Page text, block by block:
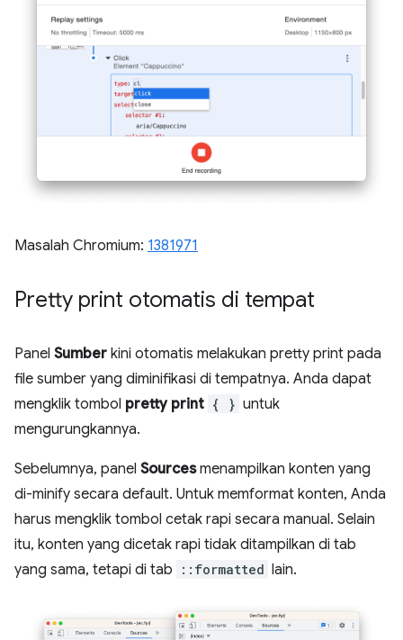
Masalah Chromium: 1381971
Pretty print otomatis di tempat
Panel Sumber kini otomatis melakukan pretty print pada
file sumber yang diminifikasi di tempatnya. Anda dapat
mengklik tombol pretty print { } untuk
mengurungkannya.
Sebelumnya, panel Sourcesmenampilkan konten yang
di-minify secara default. Untuk memformat konten, Anda
harus mengklik tombol cetak rapi secara manual. Selain
itu, konten yang dicetak rapi tidak ditampilkan di tab
yang sama, tetapi di tab
::formatted lain.